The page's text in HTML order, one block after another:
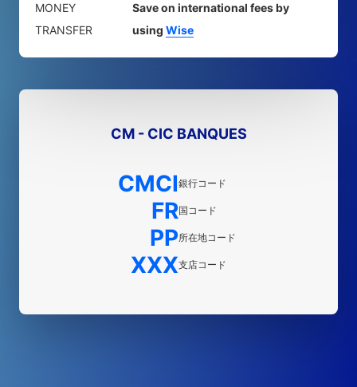
MONEY
TRANSFER
Save on international fees by
using Wise
CM - CIC BANQUES
CMCI銀行コード
FR国コード
PP所在地コード
XXX支店コード